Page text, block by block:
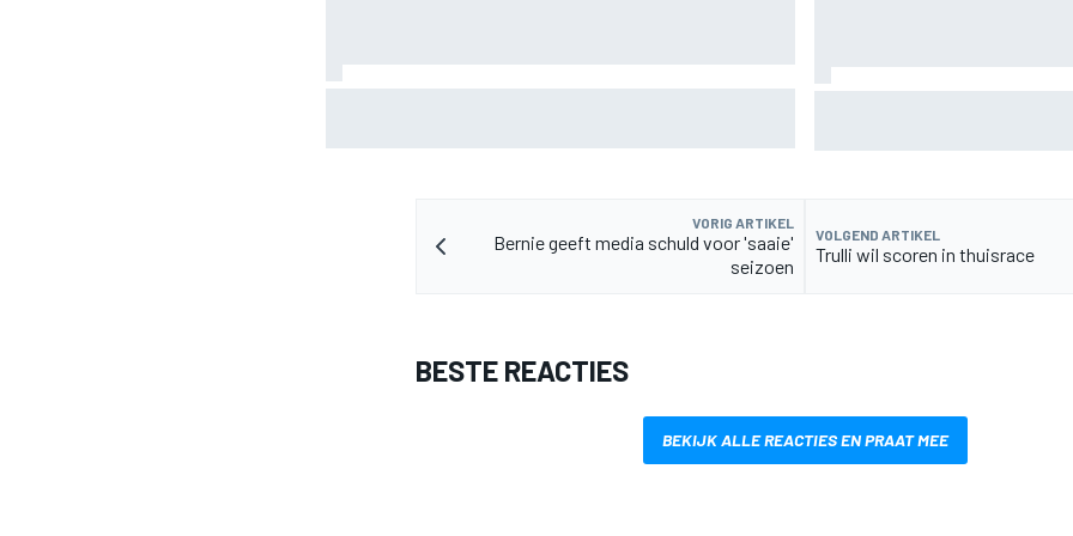
VORIG ARTIKEL
Bernie geeft media schuld voor 'saaie'
seizoen
VOLGEND ARTIKEL
Trulli wil scoren in thuisrace
BESTE REACTIES
BEKIJK ALLE REACTIES EN PRAAT MEE